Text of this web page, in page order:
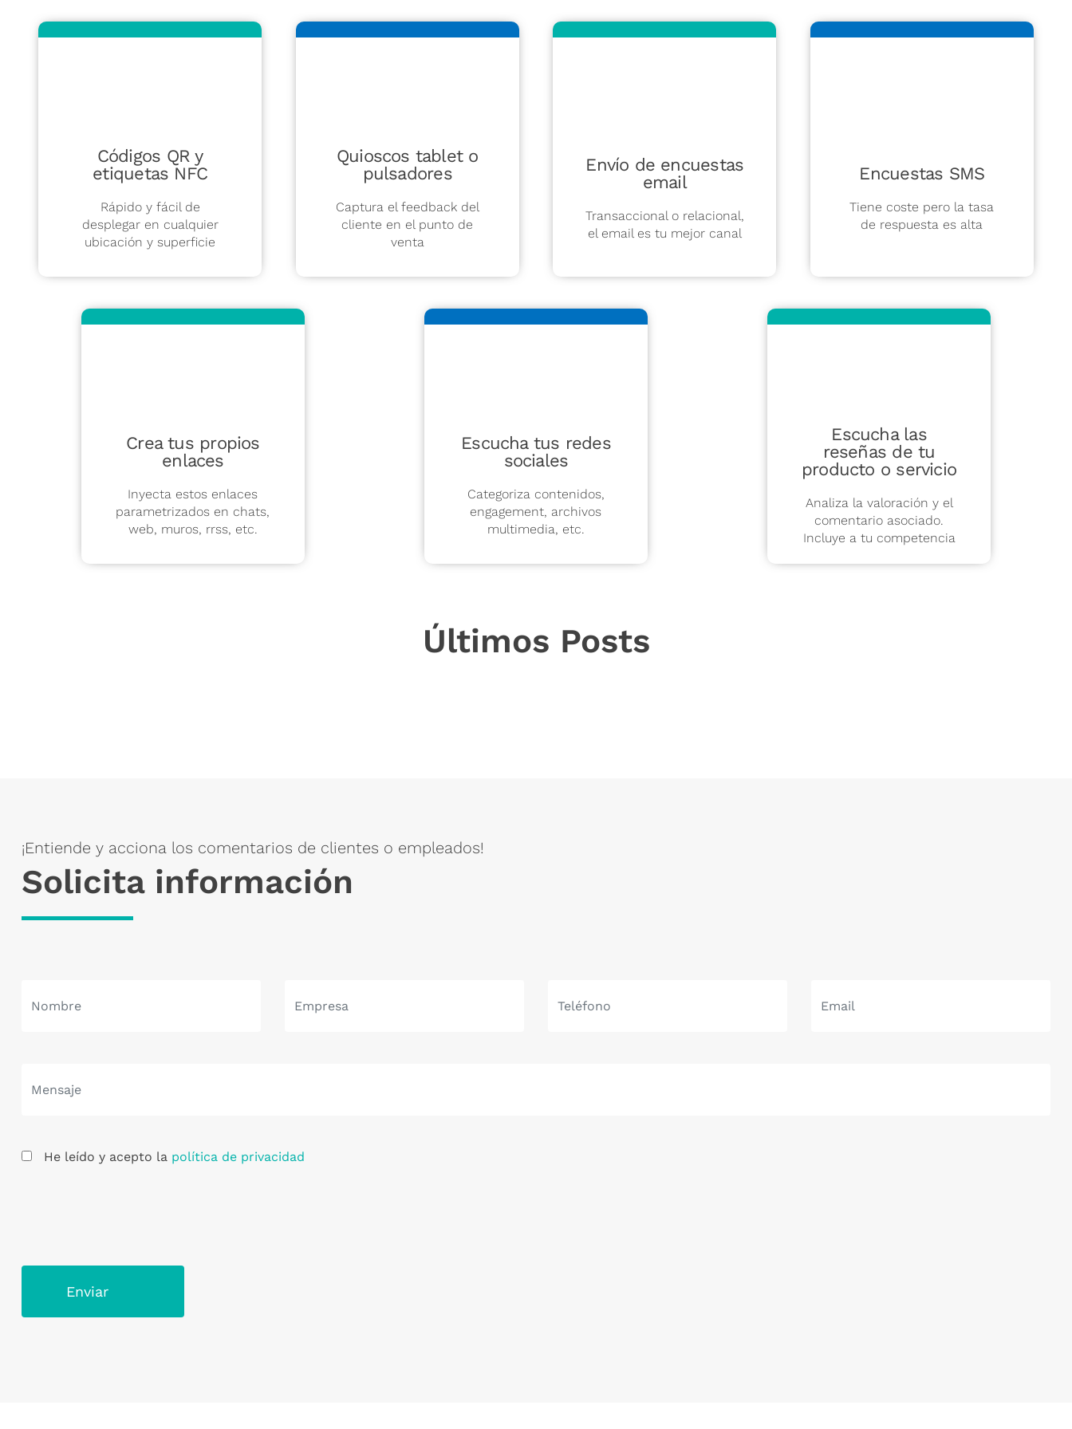
Códigos QR y
etiquetas NFC
Rápido y fácil de
desplegar en cualquier
ubicación y superficie
Quioscos tablet o
pulsadores
Captura el feedback del
cliente en el punto de
venta
Envío de encuestas
email
Transaccional o relacional,
el email es tu mejor canal
Encuestas SMS
Tiene coste pero la tasa
de respuesta es alta
Crea tus propios
enlaces
Inyecta estos enlaces
parametrizados en chats,
web, muros, rrss, etc.
Escucha tus redes
sociales
Categoriza contenidos,
engagement, archivos
multimedia, etc.
Escucha las
reseñas de tu
producto o servicio
Analiza la valoración y el
comentario asociado.
Incluye a tu competencia
Últimos Posts
¡Entiende y acciona los comentarios de clientes o empleados!
Solicita información
He leído y acepto la política de privacidad